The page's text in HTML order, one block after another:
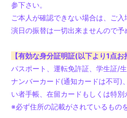
参下さい。
ご本人が確認できない場合は、ご
演日の振替は一切出来ませんので予
【有効な身分証明証(以下より1点お
パスポート、運転免許証、学生証/
ナンバーカード(通知カードは不可)
い者手帳、在留カードもしくは特別
※必ず住所の記載がされているもの